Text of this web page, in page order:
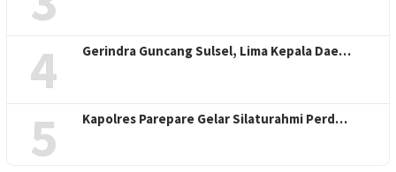
4 Gerindra Guncang Sulsel, Lima Kepala Dae…
5 Kapolres Parepare Gelar Silaturahmi Perd…